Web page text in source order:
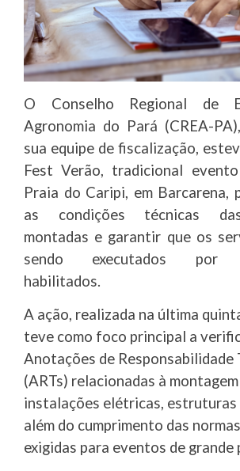
O Conselho Regional de
Agronomia do Pará (CREA-
sua equipe de fiscalização,
Fest Verão, tradicional
Praia do Caripi, em Barcarena,
as condições técnicas
montadas e garantir que os
sendo executados por
habilitados.
A ação, realizada na última
teve como foco principal a
Anotações de Responsabilidade
(ARTs) relacionadas à
instalações elétricas, estruturas
além do cumprimento das
exigidas para eventos de grande